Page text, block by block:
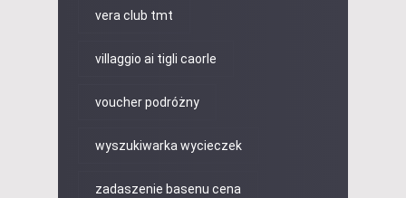
vera club tmt
villaggio ai tigli caorle
voucher podróżny
wyszukiwarka wycieczek
zadaszenie basenu cena